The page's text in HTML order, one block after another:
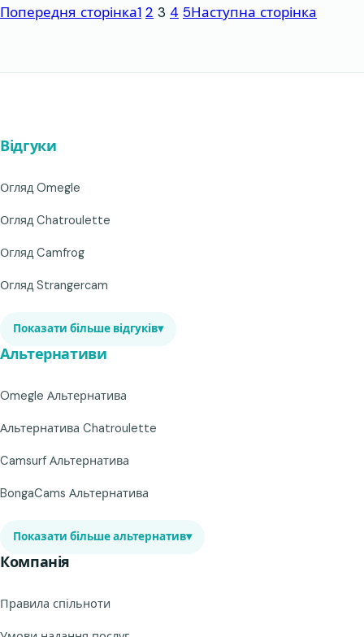
Попередня сторінка1 2 3 4 5Наступна сторінка
Відгуки
Огляд Omegle
Огляд Chatroulette
Огляд Camfrog
Огляд Strangercam
Показати більше відгуків▾
Альтернативи
Omegle Альтернатива
Альтернатива Chatroulette
Camsurf Альтернатива
BongaCams Альтернатива
Показати більше альтернатив▾
Компанія
Правила спільноти